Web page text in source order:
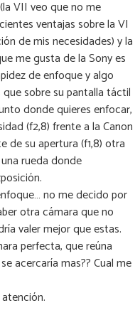
VII veo que no me
ventajas sobre la VI
de mis necesidades) y la
me gusta de la Sony es
de enfoque y algo
sobre su pantalla táctil
donde quieres enfocar,
(f2,8) frente a la Canon
de su apertura (f1,8) otra
rueda donde
no me decido por
otra cámara que no
valer mejor que estas.
perfecta, que reúna
acercaría mas?? Cual me